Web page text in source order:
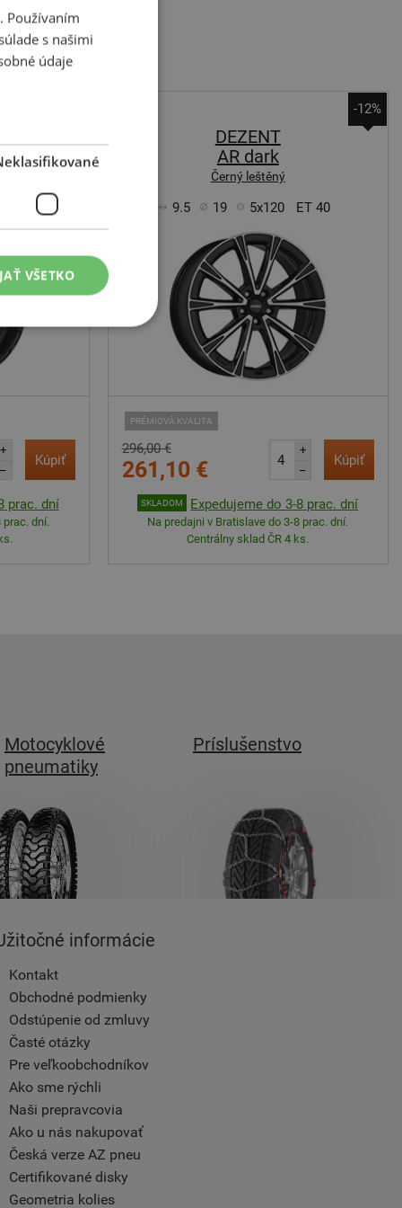
+
–
Kúpiť
prac. dní
prac. dní.
-12%
DEZENT
AR dark
Černý leštěný
9.5 19 5x120 ET 40
PRÉMIOVÁ KVALITA
296,00 €
261,10 €
+
–
Kúpiť
SKLADOM Expedujeme do 3-8 prac. dní
Na predajni v Bratislave do 3-8 prac. dní.
Centrálny sklad ČR 4 ks.
Motocyklové
pneumatiky
Príslušenstvo
informácie
Kontakt
Obchodné podmienky
Odstúpenie od zmluvy
Časté otázky
Pre veľkoobchodníkov
Ako sme rýchli
Naši prepravcovia
Ako u nás nakupovať
Česká verze AZ pneu
Certifikované disky
Geometria kolies
Používaním
s našimi
údaje
VŠETKO